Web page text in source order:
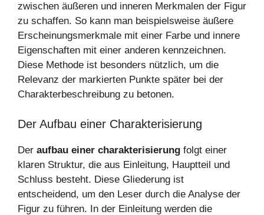
zwischen äußeren und inneren Merkmalen der Figur
zu schaffen. So kann man beispielsweise äußere
Erscheinungsmerkmale mit einer Farbe und innere
Eigenschaften mit einer anderen kennzeichnen.
Diese Methode ist besonders nützlich, um die
Relevanz der markierten Punkte später bei der
Charakterbeschreibung zu betonen.
Der Aufbau einer Charakterisierung
Der aufbau einer charakterisierung folgt einer
klaren Struktur, die aus Einleitung, Hauptteil und
Schluss besteht. Diese Gliederung ist
entscheidend, um den Leser durch die Analyse der
Figur zu führen. In der Einleitung werden die